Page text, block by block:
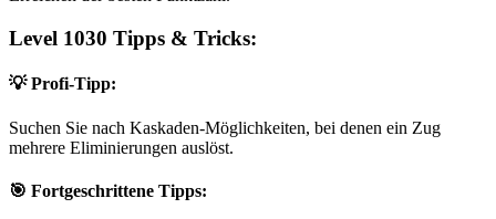
Level 1030 Tipps & Tricks:
💡 Profi-Tipp:
Suchen Sie nach Kaskaden-Möglichkeiten, bei denen ein Zug
mehrere Eliminierungen auslöst.
🎯 Fortgeschrittene Tipps: